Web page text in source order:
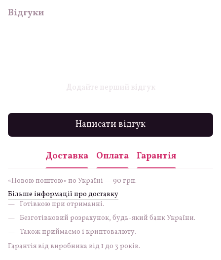
Відгуки
Додайте перший відгук
Написати відгук
Доставка Оплата Гарантія
«Новою поштою» по Україні — 90 грн.
Більше інформації про доставку
Готівкою при отриманні.
Безготівковий розрахунок, будь-який банк України.
Також приймаємо і криптовалюту.
Гарантія від виробника від 1 до 3 років.